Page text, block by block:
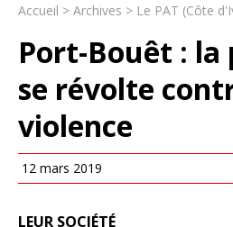
Accueil > Archives > Le PAT (Côte
Port-Bouêt :
se révolte
violence
12 mars 2019
LEUR SOCIÉTÉ